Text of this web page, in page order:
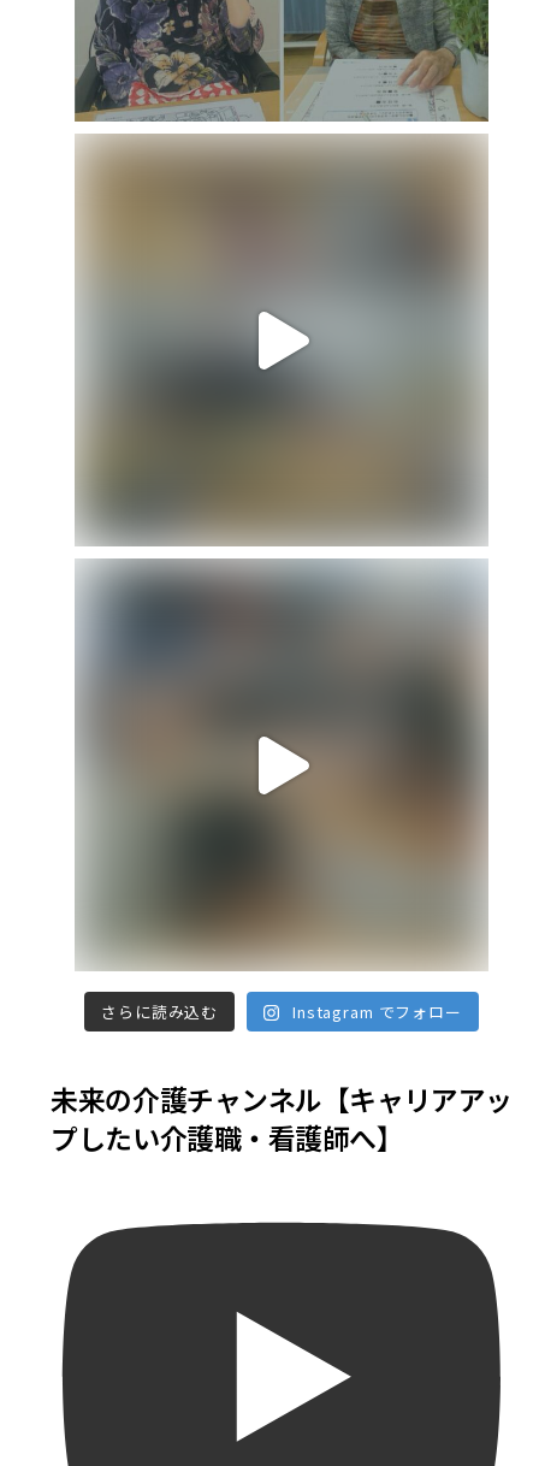
さらに読み込む Instagram でフォロー
未来の介護チャンネル【キャリアアッ
プしたい介護職・看護師へ】